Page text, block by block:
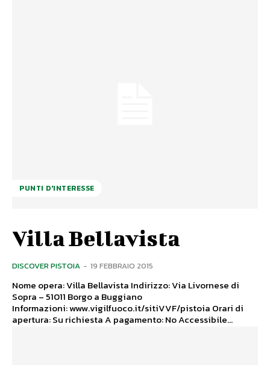
PUNTI D'INTERESSE
Villa Bellavista
DISCOVER PISTOIA - 19 FEBBRAIO 2015
Nome opera: Villa Bellavista Indirizzo: Via Livornese di
Sopra – 51011 Borgo a Buggiano
Informazioni: www.vigilfuoco.it/sitiVVF/pistoia Orari di
apertura: Su richiesta A pagamento: No Accessibile...